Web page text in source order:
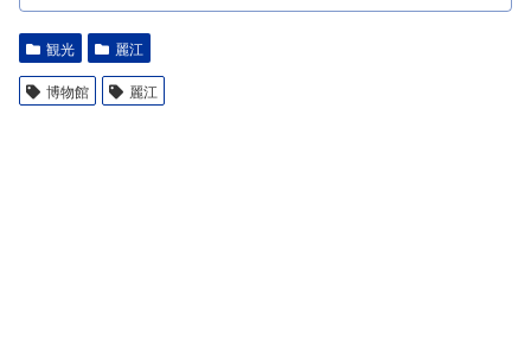
観光 麗江
博物館 麗江